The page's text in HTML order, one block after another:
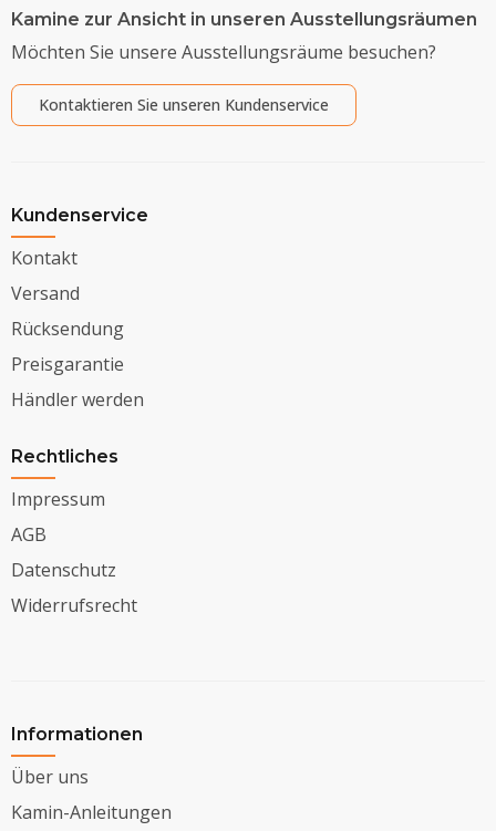
Kamine zur Ansicht in unseren Ausstellungsräumen
Möchten Sie unsere Ausstellungsräume besuchen?
Kontaktieren Sie unseren Kundenservice
Kundenservice
Kontakt
Versand
Rücksendung
Preisgarantie
Händler werden
Rechtliches
Impressum
AGB
Datenschutz
Widerrufsrecht
Informationen
Über uns
Kamin-Anleitungen